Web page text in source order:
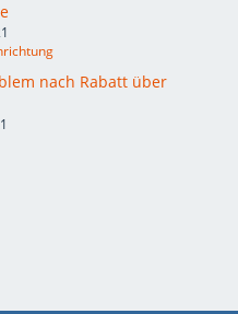
nach Rabatt über